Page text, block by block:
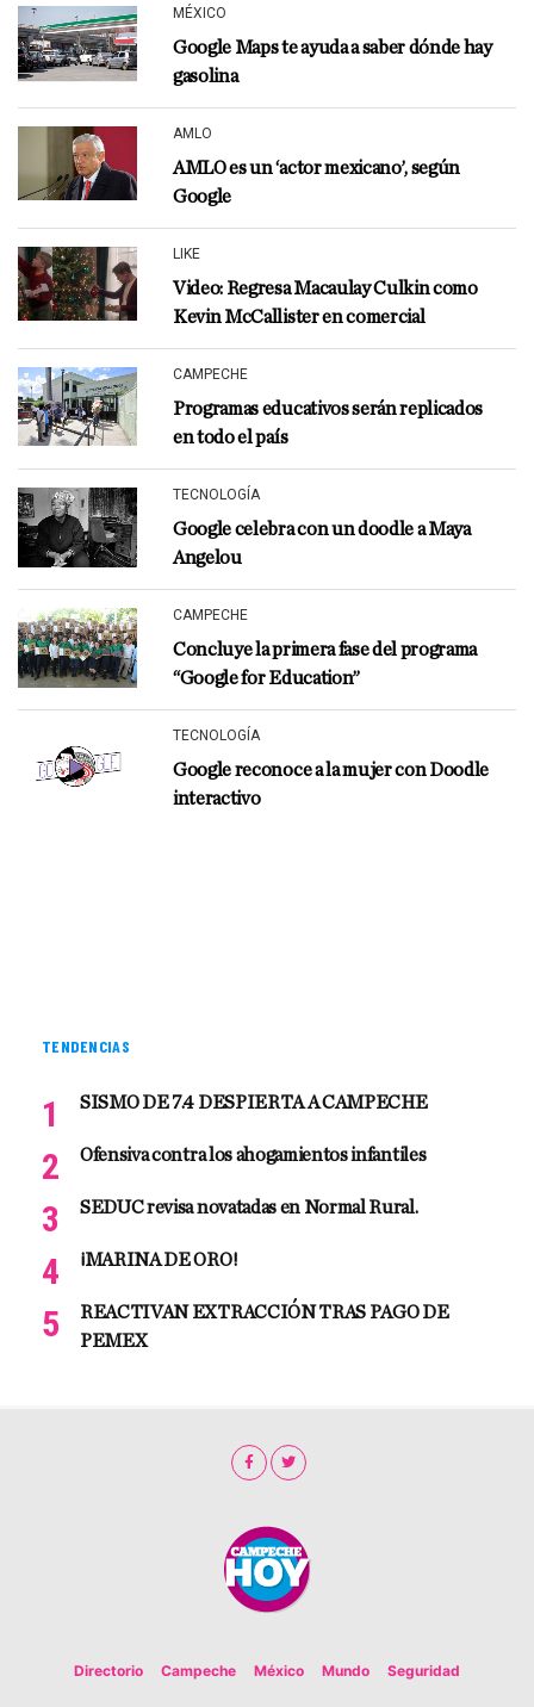
MÉXICO
Google Maps te ayuda a saber dónde hay
gasolina
AMLO
AMLO es un ‘actor mexicano’, según
Google
LIKE
Video: Regresa Macaulay Culkin como
Kevin McCallister en comercial
CAMPECHE
Programas educativos serán replicados
en todo el país
TECNOLOGÍA
Google celebra con un doodle a Maya
Angelou
CAMPECHE
Concluye la primera fase del programa
“Google for Education”
TECNOLOGÍA
Google reconoce a la mujer con Doodle
interactivo
TENDENCIAS
SISMO DE 7.4 DESPIERTA A CAMPECHE
Ofensiva contra los ahogamientos infantiles
SEDUC revisa novatadas en Normal Rural.
¡MARINA DE ORO!
REACTIVAN EXTRACCIÓN TRAS PAGO DE
PEMEX
Directorio Campeche México Mundo Seguridad